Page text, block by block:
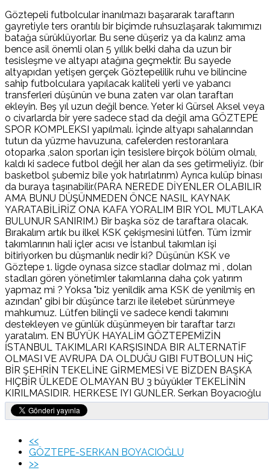
Göztepeli futbolcular inanılmazı başararak taraftarın
gayretiyle ters orantılı bir biçimde ruhsuzlaşarak takımımızı
batağa sürüklüyorlar. Bu sene düşeriz ya da kalırız ama
bence asil önemli olan 5 yıllık belki daha da uzun bir
tesisleşme ve altyapı atağına geçmektir. Bu sayede
altyapıdan yetişen gerçek Göztepelilik ruhu ve bilincine
sahip futbolculara yapılacak kaliteli yerli ve yabancı
transferleri düşünün ve buna zaten var olan taraftarı
ekleyin. Beş yıl uzun değil bence. Yeter ki Gürsel Aksel veya
o civarlarda bir yere sadece stad da değil ama GÖZTEPE
SPOR KOMPLEKSI yapılmalı. İçinde altyapı sahalarından
tutun da yüzme havuzuna, cafelerden restoranlara
otoparka ,salon sporları için tesislere birçok bölüm olmalı,
kaldı ki sadece futbol değil her alan da ses getirmeliyiz. (bir
basketbol şubemiz bile yok hatırlatırım) Ayrıca kulüp binası
da buraya taşınabilir.(PARA NEREDE DİYENLER OLABILIR
AMA BUNU DÜŞÜNMEDEN ÖNCE NASIL KAYNAK
YARATABİLİRİZ ONA KAFA YORALIM BIR YOL MUTLAKA
BULUNUR SANIRIM.) Bir başka söz de taraftara olacak.
Bırakalım artık bu ilkel KSK çekişmesini lütfen. Tüm İzmir
takımlarının hali içler acısı ve İstanbul takımları işi
bitiriyorken bu düşmanlık nedir ki? Düşünün KSK ve
Göztepe 1. ligde oynasa sizce stadlar dolmaz mi , dolan
stadları gören yönetimler takımlarına daha çok yatırım
yapmaz mi ? Yoksa "biz yenildik ama KSK de yenilmiş en
azından" gibi bir düşünce tarzı ile ilelebet sürünmeye
mahkumuz. Lütfen bilinçli ve sadece kendi takımını
destekleyen ve günlük düşünmeyen bir taraftar tarzı
yaratalım. EN BÜYÜK HAYALİM GÖZTEPEMİZİN
İSTANBUL TAKIMLARI KARŞISINDA BIR ALTERNATİF
OLMASI VE AVRUPA DA OLDUĞU GIBI FUTBOLUN HİÇ
BİR ŞEHRİN TEKELİNE GİRMEMESİ VE BİZDEN BAŞKA
HIÇBİR ÜLKEDE OLMAYAN BU 3 büyükler TEKELİNİN
KIRILMASIDIR. HERKESE IYI GUNLER. Serkan Boyacıoğlu
<<
GÖZTEPE-SERKAN BOYACIOĞLU
>>